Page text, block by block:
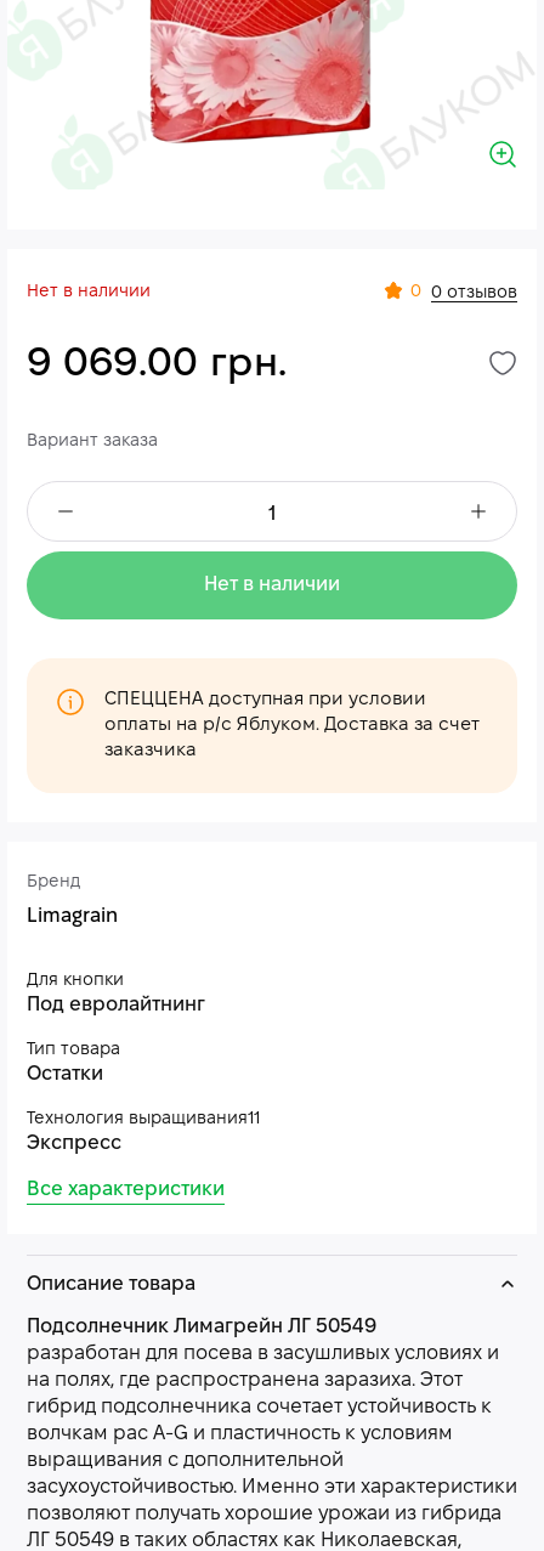
Бренд
Limagrain
Для кнопки
Под евролайтнинг
Тип товара
Остатки
Технология выращивания11
Экспресс
Все характеристики
Нет в наличии 0 0 отзывов
9 069.00 грн.
Вариант заказа
Нет в наличии
СПЕЦЦЕНА доступная при условии
оплаты на р/с Яблуком. Доставка за счет
заказчика
Описание товара
Подсолнечник Лимагрейн ЛГ 50549
разработан для посева в засушливых условиях и
на полях, где распространена заразиха. Этот
гибрид подсолнечника сочетает устойчивость к
волчкам рас А-G и пластичность к условиям
выращивания с дополнительной
засухоустойчивостью. Именно эти характеристики
позволяют получать хорошие урожаи из гибрида
ЛГ 50549 в таких областях как Николаевская,